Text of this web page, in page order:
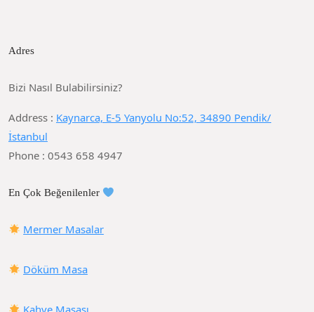
Adres
Bizi Nasıl Bulabilirsiniz?
Address : Kaynarca, E-5 Yanyolu No:52, 34890 Pendik/
İstanbul
Phone : 0543 658 4947
En Çok Beğenilenler
Mermer Masalar
Döküm Masa